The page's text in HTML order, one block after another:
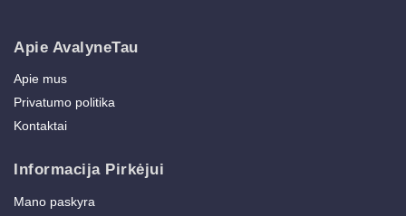
Apie AvalyneTau
Apie mus
Privatumo politika
Kontaktai
Informacija Pirkėjui
Mano paskyra